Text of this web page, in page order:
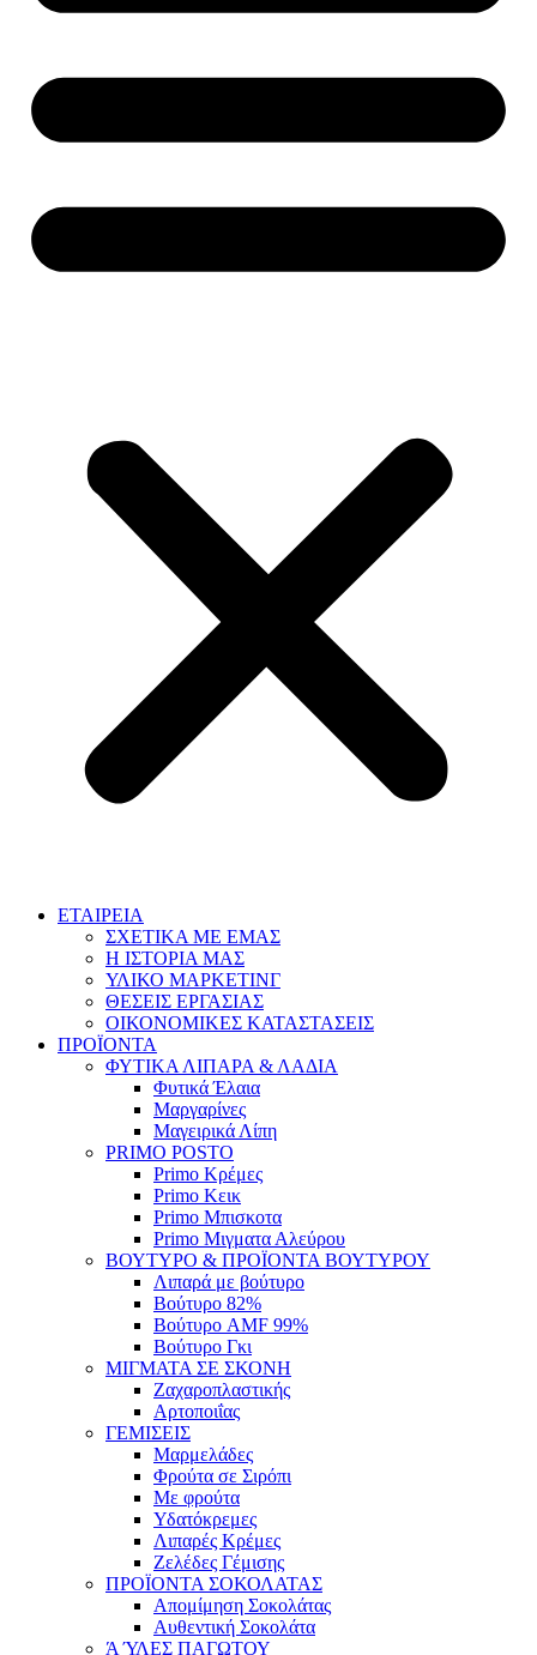
ΕΤΑΙΡΕΙΑ
ΣΧΕΤΙΚΑ ΜΕ ΕΜΑΣ
Η ΙΣΤΟΡΙΑ ΜΑΣ
ΥΛΙΚΟ ΜΑΡΚΕΤΙΝΓ
ΘΕΣΕΙΣ ΕΡΓΑΣΙΑΣ
ΟΙΚΟΝΟΜΙΚΕΣ ΚΑΤΑΣΤΑΣΕΙΣ
ΠΡΟΪΟΝΤΑ
ΦΥΤΙΚΑ ΛΙΠΑΡΑ & ΛΑΔΙΑ
Φυτικά Έλαια
Μαργαρίνες
Μαγειρικά Λίπη
PRIMO POSTO
Primo Κρέμες
Primo Κεικ
Primo Μπισκοτα
Primo Μιγματα Αλεύρου
ΒΟΥΤΥΡΟ & ΠΡΟΪΟΝΤΑ ΒΟΥΤΥΡΟΥ
Λιπαρά με βούτυρο
Βούτυρο 82%
Βούτυρο AMF 99%
Βούτυρο Γκι
ΜΙΓΜΑΤΑ ΣΕ ΣΚΟΝΗ
Ζαχαροπλαστικής
Αρτοποιΐας
ΓΕΜΙΣΕΙΣ
Μαρμελάδες
Φρούτα σε Σιρόπι
Με φρούτα
Υδατόκρεμες
Λιπαρές Κρέμες
Ζελέδες Γέμισης
ΠΡΟΪΟΝΤΑ ΣΟΚΟΛΑΤΑΣ
Απομίμηση Σοκολάτας
Αυθεντική Σοκολάτα
Ά ΎΛΕΣ ΠΑΓΩΤΟΥ